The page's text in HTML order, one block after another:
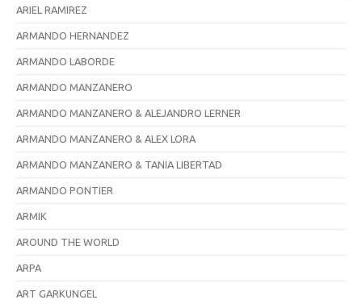
ARIEL RAMIREZ
ARMANDO HERNANDEZ
ARMANDO LABORDE
ARMANDO MANZANERO
ARMANDO MANZANERO & ALEJANDRO LERNER
ARMANDO MANZANERO & ALEX LORA
ARMANDO MANZANERO & TANIA LIBERTAD
ARMANDO PONTIER
ARMIK
AROUND THE WORLD
ARPA
ART GARKUNGEL